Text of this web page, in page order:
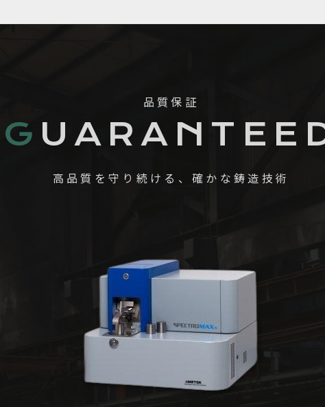
品質保証
G
高品質を守り続ける、確かな鋳造技術